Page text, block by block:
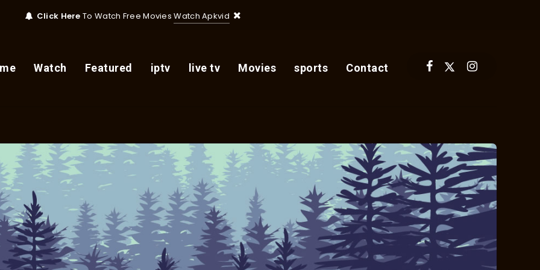
Click HereTo Watch Free MoviesWatch Apkvid
Watch Featured iptv live tv Movies sports Contact